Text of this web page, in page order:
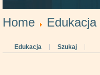
Home Edukacja
Edukacja Szukaj